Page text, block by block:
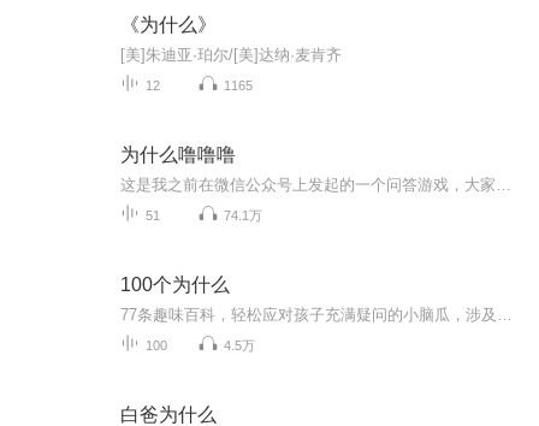
《为什么》
[美]朱迪亚·珀尔/[美]达纳·麦肯齐
12 1165
为什么噜噜噜
51 74.1万
100个为什么
100 4.5万
白爸为什么